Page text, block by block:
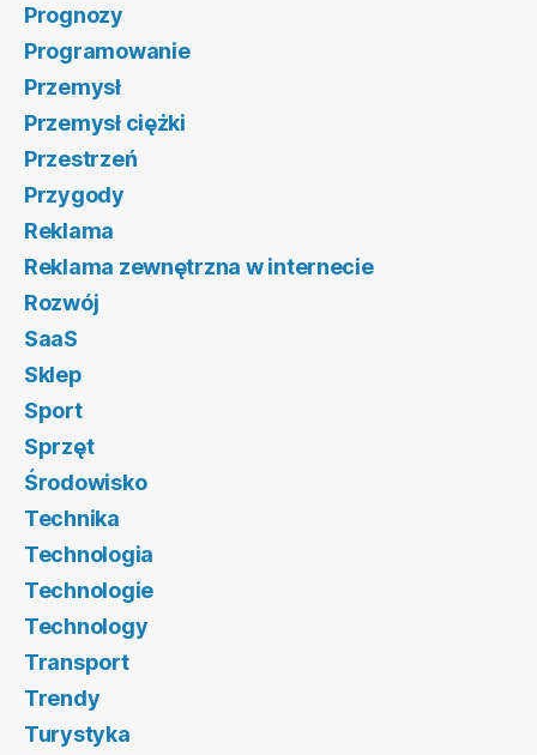
Prognozy
Programowanie
Przemysł
Przemysł ciężki
Przestrzeń
Przygody
Reklama
Reklama zewnętrzna w internecie
Rozwój
SaaS
Sklep
Sport
Sprzęt
Środowisko
Technika
Technologia
Technologie
Technology
Transport
Trendy
Turystyka